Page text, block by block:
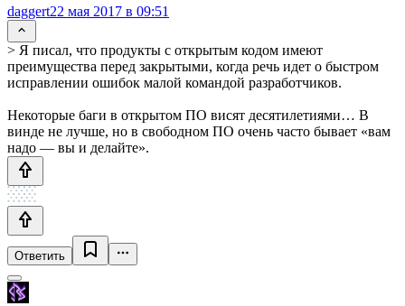
daggert22 мая 2017 в 09:51
> Я писал, что продукты с открытым кодом имеют
преимущества перед закрытыми, когда речь идет о быстром
исправлении ошибок малой командой разработчиков.
Некоторые баги в открытом ПО висят десятилетиями… В
винде не лучше, но в свободном ПО очень часто бывает «вам
надо — вы и делайте».
Ответить